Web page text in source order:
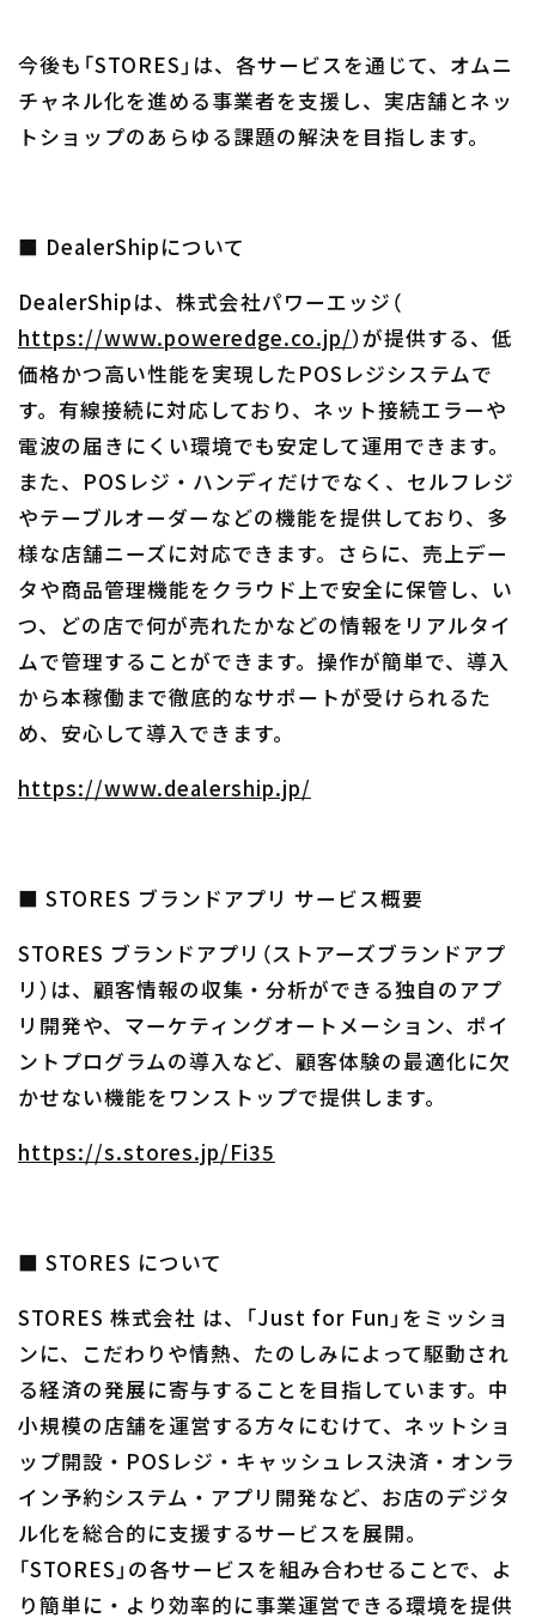
今後も「STORES」は、各サービスを通じて、オムニ
チャネル化を進める事業者を支援し、実店舗とネッ
トショップのあらゆる課題の解決を目指します。
■ DealerShipについて
DealerShipは、株式会社パワーエッジ（
https://www.poweredge.co.jp/）が提供する、低
価格かつ高い性能を実現したPOSレジシステムで
す。有線接続に対応しており、ネット接続エラーや
電波の届きにくい環境でも安定して運用できます。
また、POSレジ・ハンディだけでなく、セルフレジ
やテーブルオーダーなどの機能を提供しており、多
様な店舗ニーズに対応できます。さらに、売上デー
タや商品管理機能をクラウド上で安全に保管し、い
つ、どの店で何が売れたかなどの情報をリアルタイ
ムで管理することができます。操作が簡単で、導入
から本稼働まで徹底的なサポートが受けられるた
め、安心して導入できます。
https://www.dealership.jp/
■ STORES ブランドアプリ サービス概要
STORES ブランドアプリ（ストアーズブランドアプ
リ）は、顧客情報の収集・分析ができる独自のアプ
リ開発や、マーケティングオートメーション、ポイ
ントプログラムの導入など、顧客体験の最適化に欠
かせない機能をワンストップで提供します。
https://s.stores.jp/Fi35
■ STORES について
STORES 株式会社 は、「Just for Fun」をミッショ
ンに、こだわりや情熱、たのしみによって駆動され
る経済の発展に寄与することを目指しています。中
小規模の店舗を運営する方々にむけて、ネットショ
ップ開設・POSレジ・キャッシュレス決済・オンラ
イン予約システム・アプリ開発など、お店のデジタ
ル化を総合的に支援するサービスを展開。
「STORES」の各サービスを組み合わせることで、よ
り簡単に・より効率的に事業運営できる環境を提供